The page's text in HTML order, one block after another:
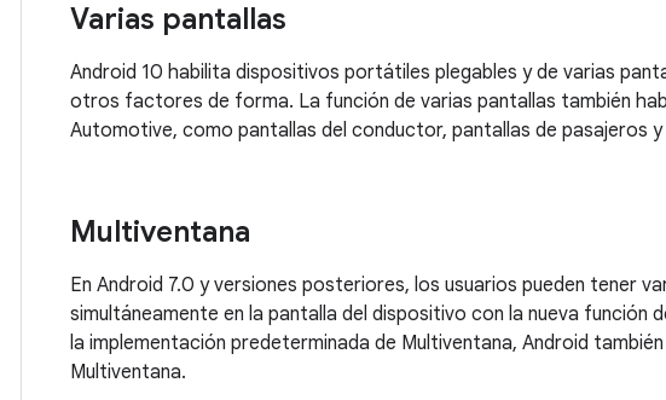
Varias pantallas
Android 10 habilita dispositivos portátiles plegables y de varias
otros factores de forma. La función de varias pantallas también
Automotive, como pantallas del conductor, pantallas de pasajeros
Multiventana
En Android 7.0 y versiones posteriores, los usuarios pueden tener
simultáneamente en la pantalla del dispositivo con la nueva función
la implementación predeterminada de Multiventana, Android
Multiventana.